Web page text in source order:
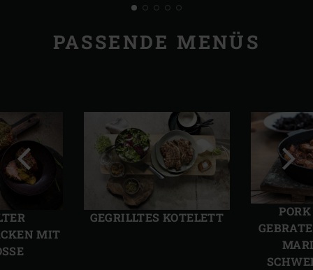
PASSENDE MENÜS
MIT
GEGRILLTES KOTELETT
Folie